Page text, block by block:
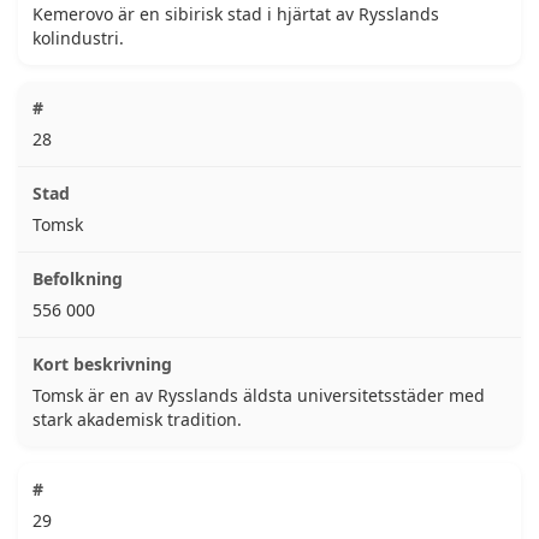
Kemerovo är en sibirisk stad i hjärtat av Rysslands
kolindustri.
28
Tomsk
556 000
Tomsk är en av Rysslands äldsta universitetsstäder med
stark akademisk tradition.
29